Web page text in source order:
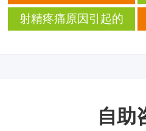
调理 分享7种食疗方来调
射精疼痛原因引起的
自助